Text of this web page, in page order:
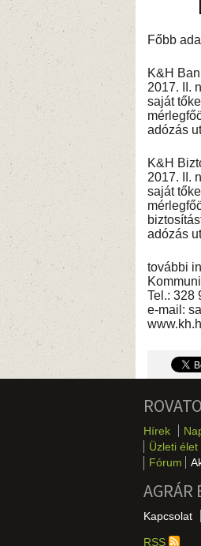
Főbb
K&H
2017. II.
saját
adózás
K&H
2017. II.
saját
adózás
további
Tel.: 328
e-mail:
Hírek
Üzleti élet
Fórum
AGRÁR
Kapcsolat
RSS